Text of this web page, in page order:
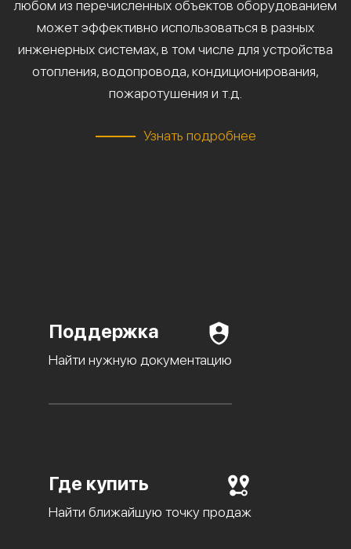
любом из перечисленных объектов оборудованием
может эффективно использоваться в разных
инженерных системах, в том числе для устройства
отопления, водопровода, кондиционирования,
пожаротушения и т.д.
Узнать подробнее
Поддержка
Найти нужную документацию
Где купить
Найти ближайшую точку продаж